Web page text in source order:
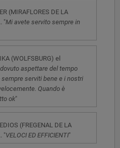
(MIRAFLORES DE LA
"Mi avete servito sempre in
(WOLFSBURG) el
aspettare del tempo
serviti bene e i nostri
Quando è
ok"
(FREGENAL DE LA
"VELOCI ED EFFICIENTI"